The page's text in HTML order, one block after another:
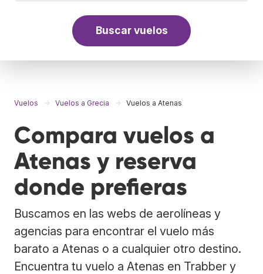
Buscar vuelos
Vuelos Vuelos a Grecia Vuelos a Atenas
Compara vuelos a
Atenas y reserva
donde prefieras
Buscamos en las webs de aerolíneas y
agencias para encontrar el vuelo más
barato a Atenas o a cualquier otro destino.
Encuentra tu vuelo a Atenas en Trabber y